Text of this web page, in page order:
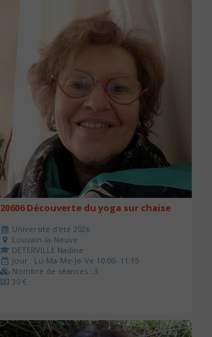
20606 Découverte du yoga sur chaise
Université d'été 2026
Louvain-la-Neuve
DETERVILLE Nadine
Jour : Lu-Ma-Me-Je-Ve 10:00- 11:15
Nombre de séances : 3
30 €